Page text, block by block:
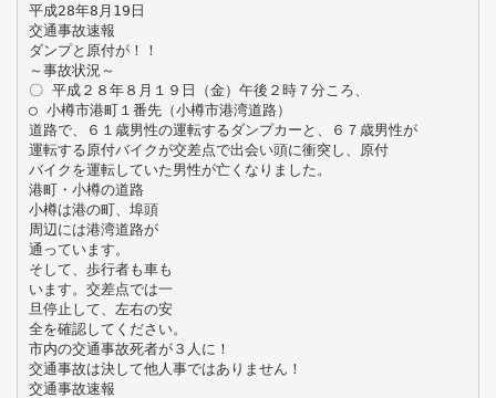
平成28年8月19日
交通事故速報
ダンプと原付が！！
～事故状況～
〇 平成２８年８月１９日（金）午後２時７分ころ、
○ 小樽市港町１番先（小樽市港湾道路）
道路で、６１歳男性の運転するダンプカーと、６７歳男性が
運転する原付バイクが交差点で出会い頭に衝突し、原付
バイクを運転していた男性が亡くなりました。
港町・小樽の道路
小樽は港の町、埠頭
周辺には港湾道路が
通っています。
そして、歩行者も車も
います。交差点では一
旦停止して、左右の安
全を確認してください。
市内の交通事故死者が３人に！
交通事故は決して他人事ではありません！
交通事故速報